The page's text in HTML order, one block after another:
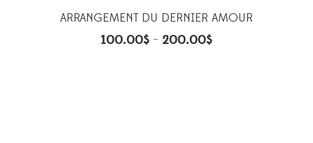
ARRANGEMENT DU DERNIER AMOUR
100.00$ – 200.00$